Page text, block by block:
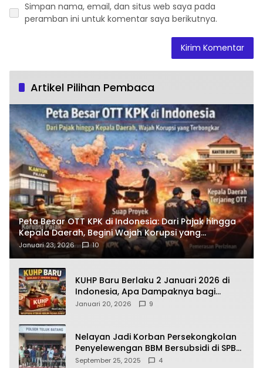
Simpan nama, email, dan situs web saya pada
peramban ini untuk komentar saya berikutnya.
Artikel Pilihan Pembaca
Peta Besar OTT KPK di Indonesia: Dari Pajak hingga
Kepala Daerah, Begini Wajah Korupsi yang
Terbongkar
Januari 23, 2026 10
KUHP Baru Berlaku 2 Januari 2026 di
Indonesia, Apa Dampaknya bagi
Kehidupan Warga? Ini Aturan Kunci
Januari 20, 2026 9
Nelayan Jadi Korban Persekongkolan
Penyelewengan BBM Bersubsidi di SPBU
64.78809 Teluk Batang
September 25, 2025 4